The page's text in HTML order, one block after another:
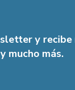
y
mucho más.